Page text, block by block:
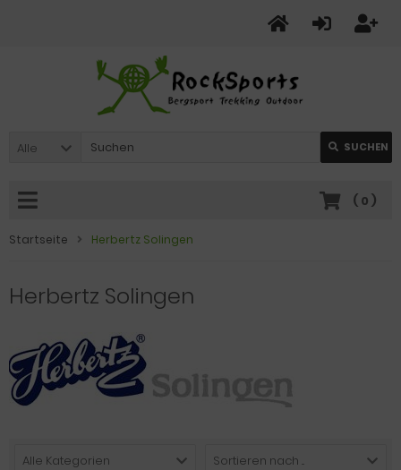
Alle SUCHEN
( 0 )
Startseite Herbertz Solingen
Herbertz Solingen
Alle Kategorien Sortieren nach ...